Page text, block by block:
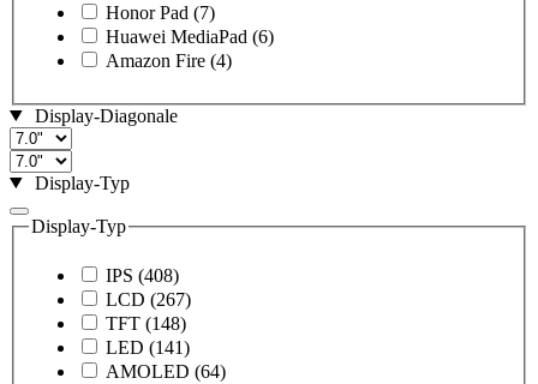
Honor Pad (7)
Huawei MediaPad (6)
Amazon Fire (4)
Display-Diagonale
Display-Typ
Display-Typ
IPS (408)
LCD (267)
TFT (148)
LED (141)
AMOLED (64)